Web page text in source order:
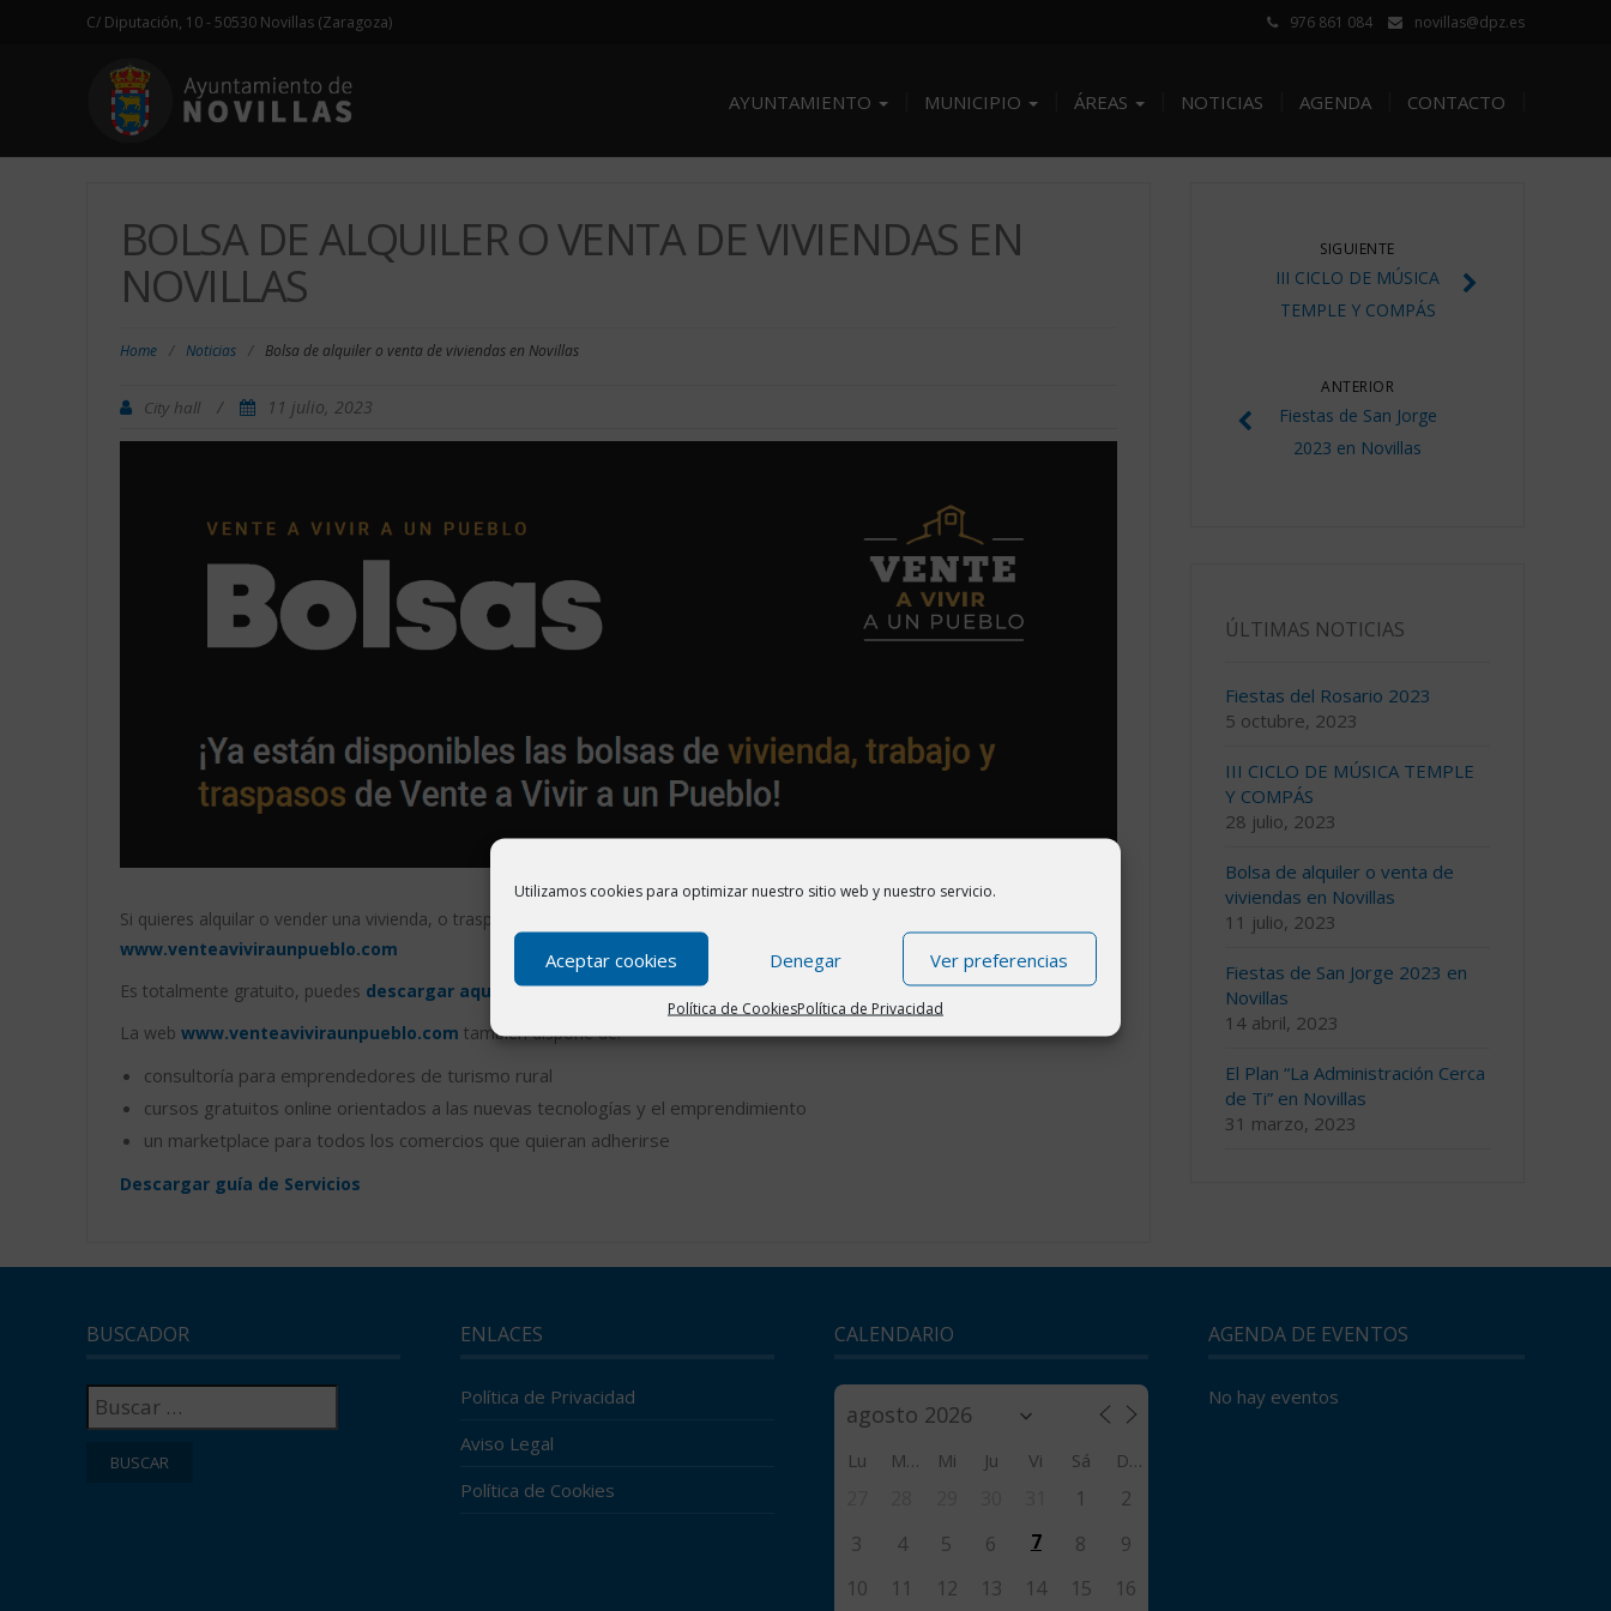
Utilizamos cookies para optimizar nuestro sitio web y nuestro servicio.
Aceptar cookies Denegar Ver preferencias
Política de CookiesPolítica de Privacidad
C/ Diputación, 10 - 50530 Novillas (Zaragoza) 976 861 084 novillas@dpz.es
AYUNTAMIENTO MUNICIPIO ÁREAS NOTICIAS AGENDA CONTACTO
BOLSA DE ALQUILER O VENTA DE VIVIENDAS EN
NOVILLAS
Home / Noticias / Bolsa de alquiler o venta de viviendas en Novillas
City hall / 11 julio, 2023
Si quieres alquilar o vender una vivienda, o traspasar tu negocio puedes anunciarlo en la web
www.venteaviviraunpueblo.com
Es totalmente gratuito, puedes descargar aquí una pequeña guía, en la que se indica cómo publicar los anuncios.
La web www.venteaviviraunpueblo.com también dispone de:
consultoría para emprendedores de turismo rural
cursos gratuitos online orientados a las nuevas tecnologías y el emprendimiento
un marketplace para todos los comercios que quieran adherirse
Descargar guía de Servicios
SIGUIENTE
III CICLO DE MÚSICA
TEMPLE Y COMPÁS
ANTERIOR
Fiestas de San Jorge
2023 en Novillas
ÚLTIMAS NOTICIAS
Fiestas del Rosario 2023
5 octubre, 2023
III CICLO DE MÚSICA TEMPLE
Y COMPÁS
28 julio, 2023
Bolsa de alquiler o venta de
viviendas en Novillas
11 julio, 2023
Fiestas de San Jorge 2023 en
Novillas
14 abril, 2023
El Plan “La Administración Cerca
de Ti” en Novillas
31 marzo, 2023
BUSCADOR
Buscar:
ENLACES
Política de Privacidad
Aviso Legal
Política de Cookies
CALENDARIO
Lu Ma Mi Ju Vi Sá Do
1
2
3
4 5 6 7 8
9
10
11 12 13 14 15 16
AGENDA DE EVENTOS
No hay eventos